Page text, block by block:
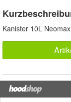
Kanister 10L